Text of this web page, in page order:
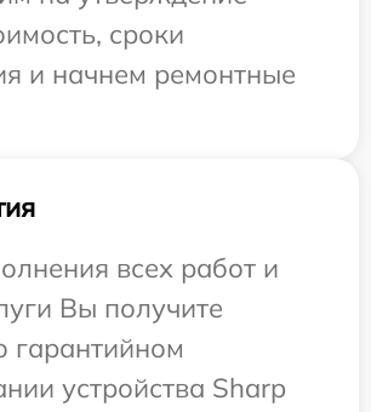
сроки
и начнем ремонтные
всех работ и
Вы получите
гарантийном
устройства Sharp